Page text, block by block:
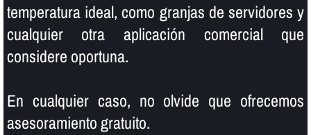
temperatura ideal, como granjas de servidores y
cualquier otra aplicación comercial que
considere oportuna.
En cualquier caso, no olvide que ofrecemos
asesoramiento gratuito.